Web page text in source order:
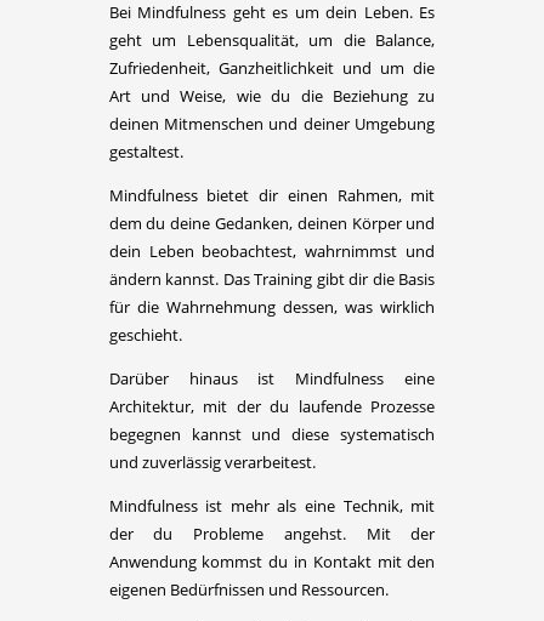
Bei Mindfulness geht es um dein Leben. Es
geht um Lebensqualität, um die Balance,
Zufriedenheit, Ganzheitlichkeit und um die
Art und Weise, wie du die Beziehung zu
deinen Mitmenschen und deiner Umgebung
gestaltest.
Mindfulness bietet dir einen Rahmen, mit
dem du deine Gedanken, deinen Körper und
dein Leben beobachtest, wahrnimmst und
ändern kannst. Das Training gibt dir die Basis
für die Wahrnehmung dessen, was wirklich
geschieht.
Darüber hinaus ist Mindfulness eine
Architektur, mit der du laufende Prozesse
begegnen kannst und diese systematisch
und zuverlässig verarbeitest.
Mindfulness ist mehr als eine Technik, mit
der du Probleme angehst. Mit der
Anwendung kommst du in Kontakt mit den
eigenen Bedürfnissen und Ressourcen.